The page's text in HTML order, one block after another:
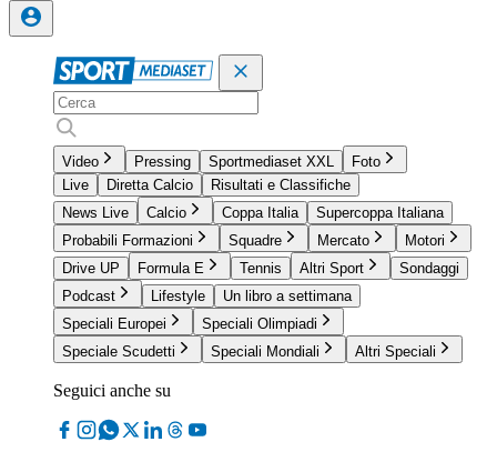
Video Pressing Sportmediaset XXL
Foto
Live
Diretta Calcio
Risultati e Classifiche
News Live
Calcio Coppa Italia
Supercoppa Italiana
Probabili Formazioni
Squadre Mercato
Motori
Drive UP
Formula E Tennis Altri Sport
Sondaggi
Podcast
Lifestyle
Un libro a settimana
Speciali Europei
Speciali Olimpiadi
Speciale Scudetti
Speciali Mondiali Altri Speciali
Seguici anche su